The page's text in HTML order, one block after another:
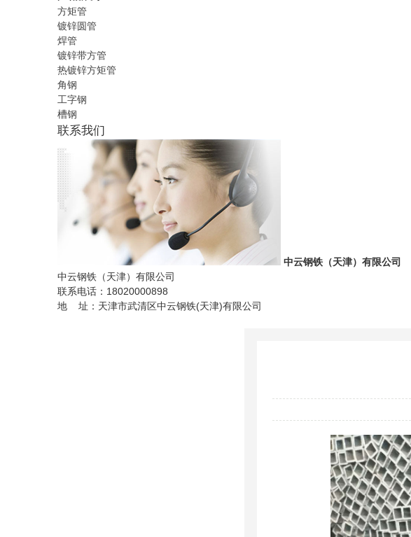
方矩管
镀锌圆管
焊管
镀锌带方管
热镀锌方矩管
角钢
工字钢
槽钢
联系我们
中云钢铁（天津）有限公司
中云钢铁（天津）有限公司
联系电话：18020000898
地 址：天津市武清区中云钢铁(天津)有限公司